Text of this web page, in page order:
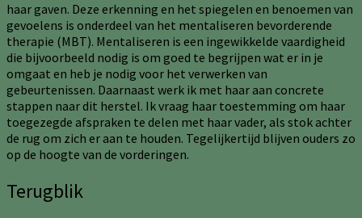
haar gaven. Deze erkenning en het spiegelen en benoemen van
gevoelens is onderdeel van het mentaliseren bevorderende
therapie (MBT). Mentaliseren is een ingewikkelde vaardigheid
die bijvoorbeeld nodig is om goed te begrijpen wat er in je
omgaat en heb je nodig voor het verwerken van
gebeurtenissen. Daarnaast werk ik met haar aan concrete
stappen naar dit herstel. Ik vraag haar toestemming om haar
toegezegde afspraken te delen met haar vader, als stok achter
de rug om zich er aan te houden. Tegelijkertijd blijven ouders zo
op de hoogte van de vorderingen.
Terugblik